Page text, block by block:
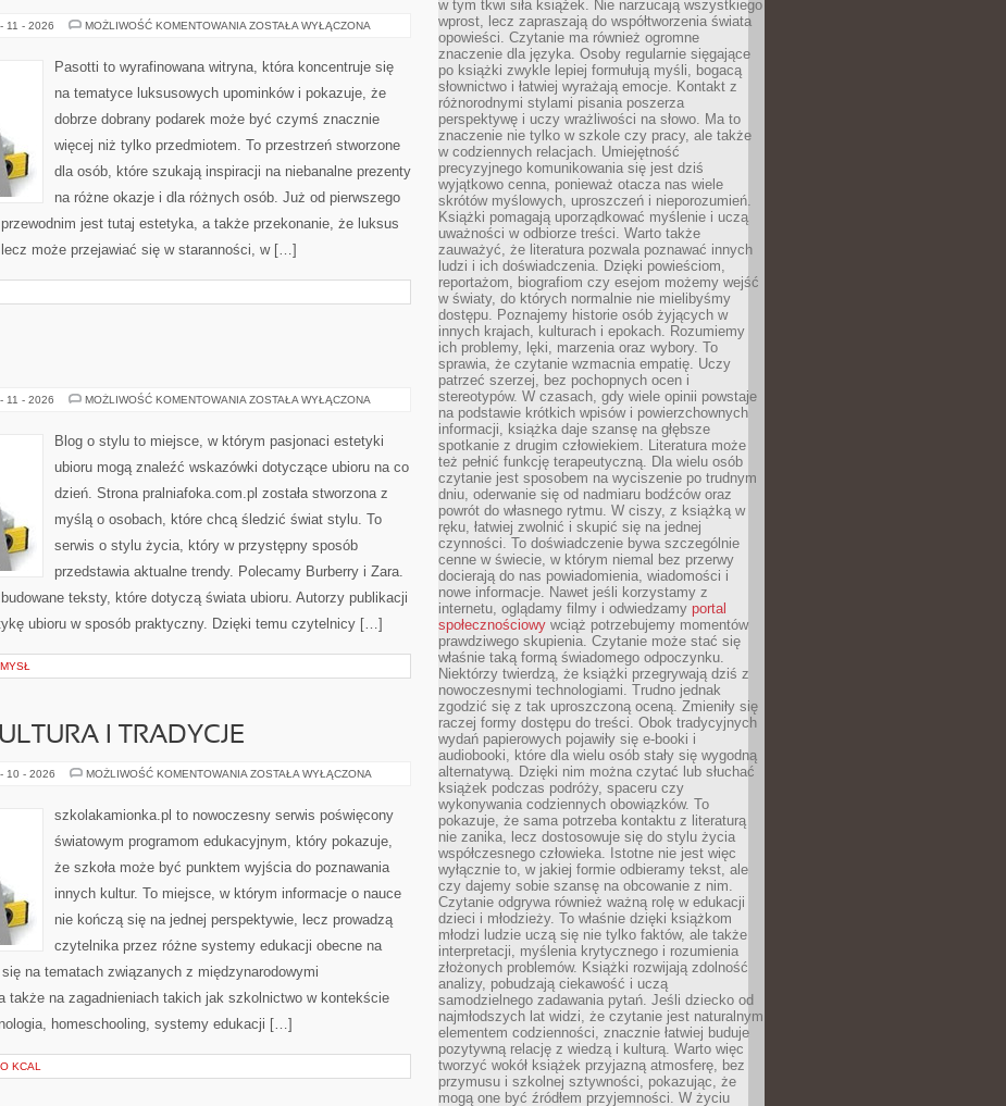
11 - 2026 MOŻLIWOŚĆ KOMENTOWANIA PREZENTY
ROCZNICOWE
ZOSTAŁA WYŁĄCZONA
Pasotti to wyrafinowana witryna, która koncentruje się
na tematyce luksusowych upominków i pokazuje, że
dobrze dobrany podarek może być czymś znacznie
więcej niż tylko przedmiotem. To przestrzeń stworzone
dla osób, które szukają inspiracji na niebanalne prezenty
na różne okazje i dla różnych osób. Już od pierwszego
jest tutaj estetyka, a także przekonanie, że luksus
może przejawiać się w staranności, w […]
11 - 2026 MOŻLIWOŚĆ KOMENTOWANIA VERSACE
ZOSTAŁA WYŁĄCZONA
Blog o stylu to miejsce, w którym pasjonaci estetyki
ubioru mogą znaleźć wskazówki dotyczące ubioru na co
dzień. Strona pralniafoka.com.pl została stworzona z
myślą o osobach, które chcą śledzić świat stylu. To
serwis o stylu życia, który w przystępny sposób
przedstawia aktualne trendy. Polecamy Burberry i Zara.
teksty, które dotyczą świata ubioru. Autorzy publikacji
ubioru w sposób praktyczny. Dzięki temu czytelnicy […]
I TRADYCJE
10 - 2026 MOŻLIWOŚĆ KOMENTOWANIA EDUKACJA
TRADYCJE
ZOSTAŁA WYŁĄCZONA
szkolakamionka.pl to nowoczesny serwis poświęcony
światowym programom edukacyjnym, który pokazuje,
że szkoła może być punktem wyjścia do poznawania
innych kultur. To miejsce, w którym informacje o nauce
nie kończą się na jednej perspektywie, lecz prowadzą
czytelnika przez różne systemy edukacji obecne na
na tematach związanych z międzynarodowymi
także na zagadnieniach takich jak szkolnictwo w kontekście
homeschooling, systemy edukacji […]
KCAL
w tym tkwi siła książek. Nie narzucają wszystkiego
wprost, lecz zapraszają do współtworzenia świata
opowieści. Czytanie ma również ogromne
znaczenie dla języka. Osoby regularnie sięgające
po książki zwykle lepiej formułują myśli, bogacą
słownictwo i łatwiej wyrażają emocje. Kontakt z
różnorodnymi stylami pisania poszerza
perspektywę i uczy wrażliwości na słowo. Ma to
znaczenie nie tylko w szkole czy pracy, ale także
w codziennych relacjach. Umiejętność
precyzyjnego komunikowania się jest dziś
wyjątkowo cenna, ponieważ otacza nas wiele
skrótów myślowych, uproszczeń i nieporozumień.
Książki pomagają uporządkować myślenie i uczą
uważności w odbiorze treści. Warto także
zauważyć, że literatura pozwala poznawać innych
ludzi i ich doświadczenia. Dzięki powieściom,
reportażom, biografiom czy esejom możemy wejść
w światy, do których normalnie nie mielibyśmy
dostępu. Poznajemy historie osób żyjących w
innych krajach, kulturach i epokach. Rozumiemy
ich problemy, lęki, marzenia oraz wybory. To
sprawia, że czytanie wzmacnia empatię. Uczy
patrzeć szerzej, bez pochopnych ocen i
stereotypów. W czasach, gdy wiele opinii powstaje
na podstawie krótkich wpisów i powierzchownych
informacji, książka daje szansę na głębsze
spotkanie z drugim człowiekiem. Literatura może
też pełnić funkcję terapeutyczną. Dla wielu osób
czytanie jest sposobem na wyciszenie po trudnym
dniu, oderwanie się od nadmiaru bodźców oraz
powrót do własnego rytmu. W ciszy, z książką w
ręku, łatwiej zwolnić i skupić się na jednej
czynności. To doświadczenie bywa szczególnie
cenne w świecie, w którym niemal bez przerwy
docierają do nas powiadomienia, wiadomości i
nowe informacje. Nawet jeśli korzystamy z
internetu, oglądamy filmy i odwiedzamy portal
społecznościowy wciąż potrzebujemy momentów
prawdziwego skupienia. Czytanie może stać się
właśnie taką formą świadomego odpoczynku.
Niektórzy twierdzą, że książki przegrywają dziś z
nowoczesnymi technologiami. Trudno jednak
zgodzić się z tak uproszczoną oceną. Zmieniły się
raczej formy dostępu do treści. Obok tradycyjnych
wydań papierowych pojawiły się e-booki i
audiobooki, które dla wielu osób stały się wygodną
alternatywą. Dzięki nim można czytać lub słuchać
książek podczas podróży, spaceru czy
wykonywania codziennych obowiązków. To
pokazuje, że sama potrzeba kontaktu z literaturą
nie zanika, lecz dostosowuje się do stylu życia
współczesnego człowieka. Istotne nie jest więc
wyłącznie to, w jakiej formie odbieramy tekst, ale
czy dajemy sobie szansę na obcowanie z nim.
Czytanie odgrywa również ważną rolę w edukacji
dzieci i młodzieży. To właśnie dzięki książkom
młodzi ludzie uczą się nie tylko faktów, ale także
interpretacji, myślenia krytycznego i rozumienia
złożonych problemów. Książki rozwijają zdolność
analizy, pobudzają ciekawość i uczą
samodzielnego zadawania pytań. Jeśli dziecko od
najmłodszych lat widzi, że czytanie jest naturalnym
elementem codzienności, znacznie łatwiej buduje
pozytywną relację z wiedzą i kulturą. Warto więc
tworzyć wokół książek przyjazną atmosferę, bez
przymusu i szkolnej sztywności, pokazując, że
mogą one być źródłem przyjemności. W życiu